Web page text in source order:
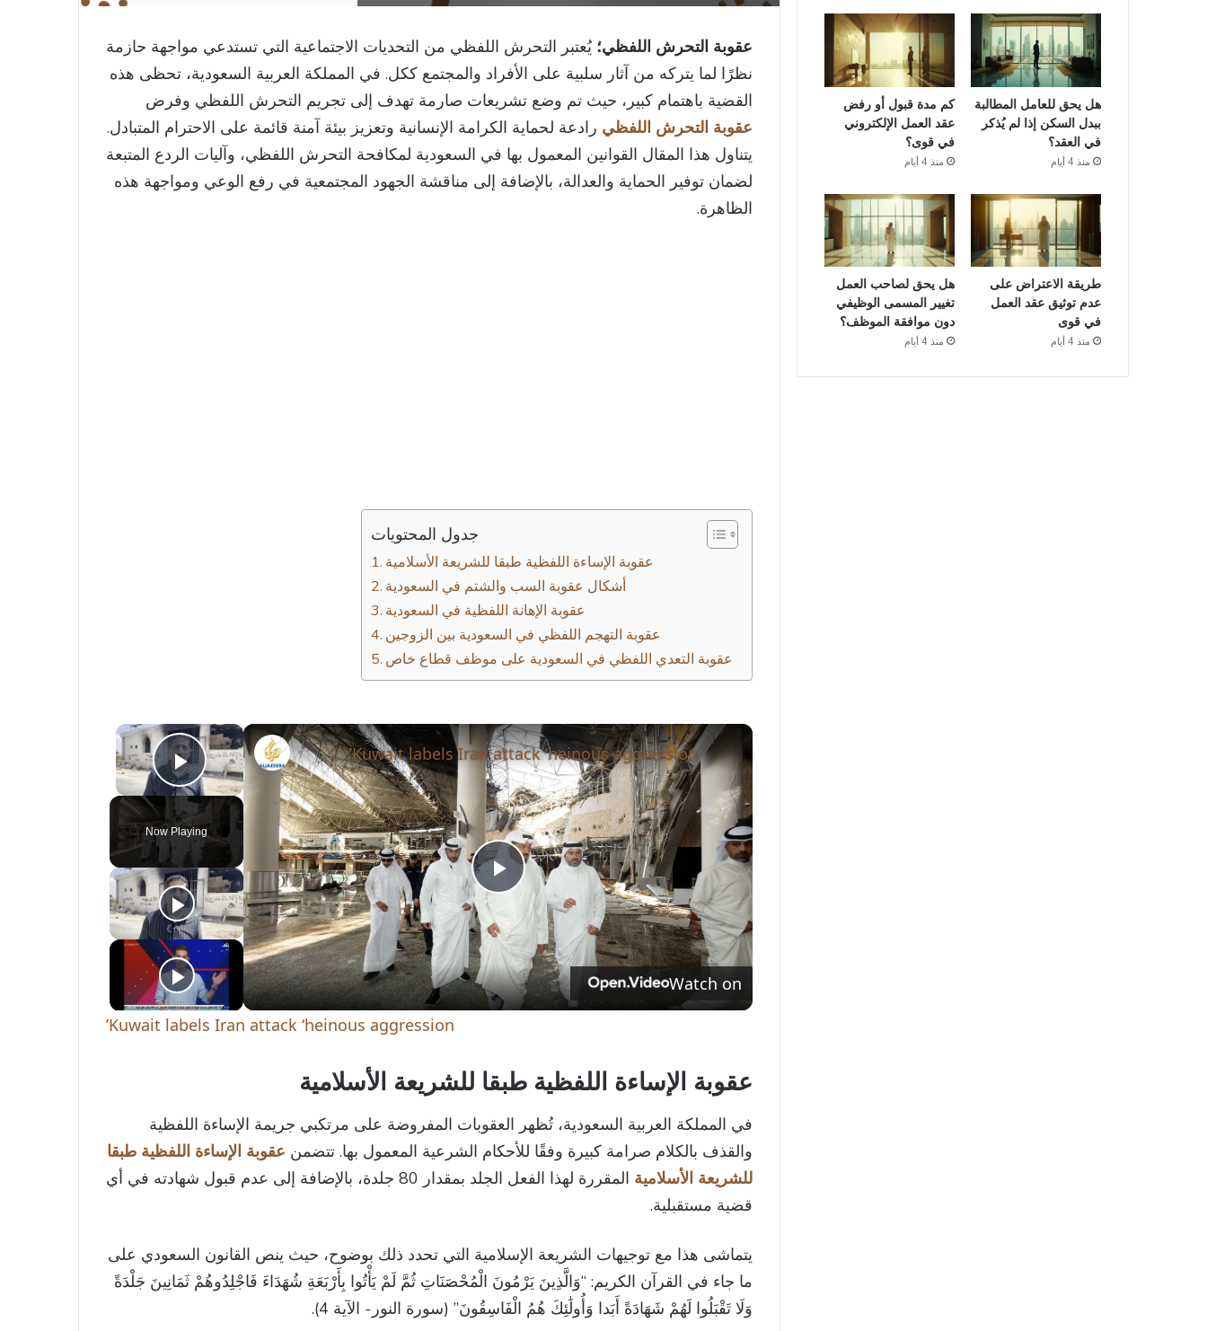
عقوبة التحرش اللفظي؛ يُعتبر التحرش اللفظي من التحديات الاجتماعية التي تستدعي مواجهة حازمة
نظرًا لما يتركه من آثار سلبية على الأفراد والمجتمع ككل. في المملكة العربية السعودية، تحظى هذه
القضية باهتمام كبير، حيث تم وضع تشريعات صارمة تهدف إلى تجريم التحرش اللفظي وفرض
عقوبة التحرش اللفظي رادعة لحماية الكرامة الإنسانية وتعزيز بيئة آمنة قائمة على الاحترام المتبادل.
يتناول هذا المقال القوانين المعمول بها في السعودية لمكافحة التحرش اللفظي، وآليات الردع المتبعة
لضمان توفير الحماية والعدالة، بالإضافة إلى مناقشة الجهود المجتمعية في رفع الوعي ومواجهة هذه
الظاهرة.
جدول المحتويات
عقوبة الإساءة اللفظية طبقا للشريعة الأسلامية
أشكال عقوبة السب والشتم في السعودية
عقوبة الإهانة اللفظية في السعودية
عقوبة التهجم اللفظي في السعودية بين الزوجين
عقوبة التعدي اللفظي في السعودية على موظف قطاع خاص
×
Play Video
Now Playing
×
P
l
a
i
e
o
Kuwait labels Iran attack ‘heinous aggression’
Watch on
Kuwait labels Iran attack ‘heinous aggression’
عقوبة الإساءة اللفظية طبقا للشريعة الأسلامية
في المملكة العربية السعودية، تُظهر العقوبات المفروضة على مرتكبي جريمة الإساءة اللفظية
والقذف بالكلام صرامة كبيرة وفقًا للأحكام الشرعية المعمول بها. تتضمن عقوبة الإساءة اللفظية طبقا
للشريعة الأسلامية
المقررة لهذا الفعل الجلد بمقدار 80 جلدة، بالإضافة إلى عدم قبول شهادته في أي
قضية مستقبلية.
يتماشى هذا مع توجيهات الشريعة الإسلامية التي تحدد ذلك بوضوح، حيث ينص القانون السعودي على
ما جاء في القرآن الكريم: “وَالَّذِينَ يَرْمُونَ الْمُحْصَنَاتِ ثُمَّ لَمْ يَأْتُوا بِأَرْبَعَةِ شُهَدَاءَ فَاجْلِدُوهُمْ ثَمَانِينَ جَلْدَةً
وَلَا تَقْبَلُوا لَهُمْ شَهَادَةً أَبَدا وَأُولَٰئِكَ هُمُ الْفَاسِقُونَ” (سورة النور- الآية 4).
هل يحق للعامل المطالبة
ببدل السكن إذا لم يُذكر
في العقد؟
منذ 4 أيام
كم مدة قبول أو رفض
عقد العمل الإلكتروني
في قوى؟
منذ 4 أيام
طريقة الاعتراض على
عدم توثيق عقد العمل
في قوى
منذ 4 أيام
هل يحق لصاحب العمل
تغيير المسمى الوظيفي
دون موافقة الموظف؟
منذ 4 أيام